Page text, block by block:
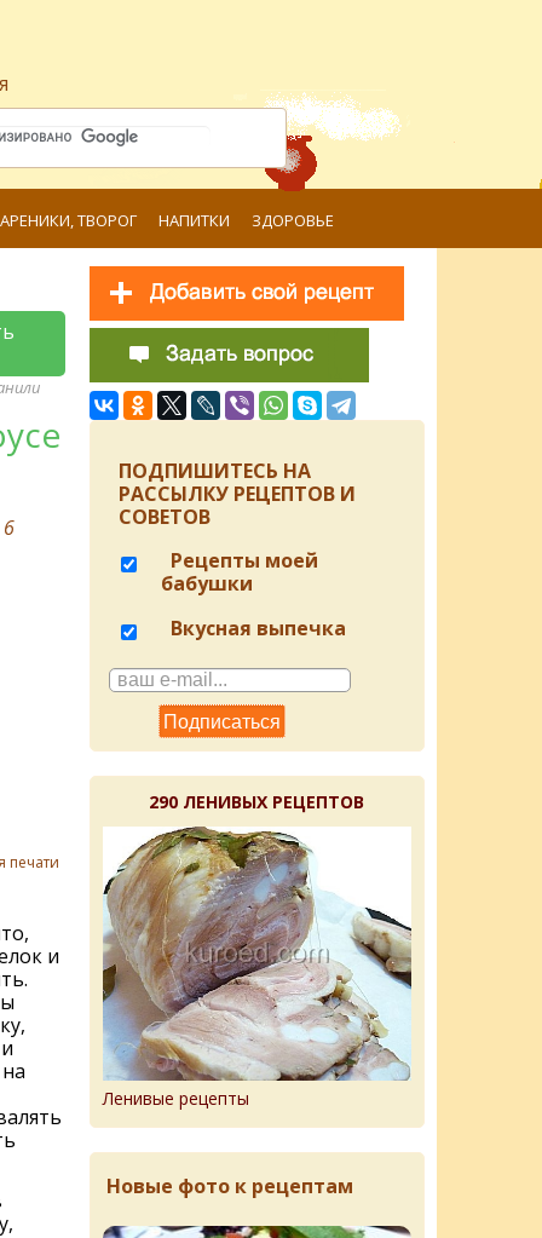
ТВОРОГ НАПИТКИ ЗДОРОВЬЕ
6
печати
и
ПОДПИШИТЕСЬ НА
РАССЫЛКУ РЕЦЕПТОВ И
СОВЕТОВ
Рецепты моей
бабушки
Вкусная выпечка
290 ЛЕНИВЫХ РЕЦЕПТОВ
Ленивые рецепты
Новые фото к рецептам